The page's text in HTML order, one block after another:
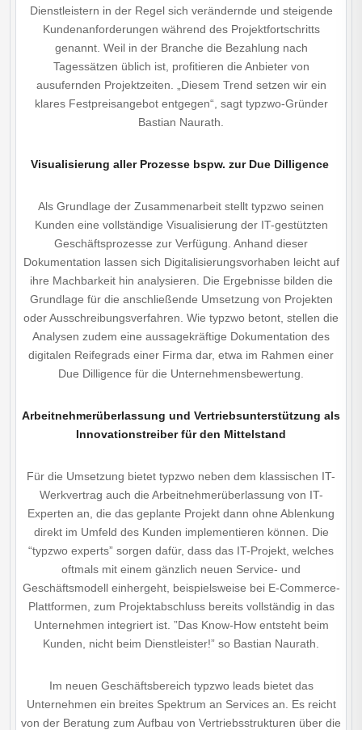
Dienstleistern in der Regel sich verändernde und steigende
Kundenanforderungen während des Projektfortschritts
genannt. Weil in der Branche die Bezahlung nach
Tagessätzen üblich ist, profitieren die Anbieter von
ausufernden Projektzeiten. „Diesem Trend setzen wir ein
klares Festpreisangebot entgegen“, sagt typzwo-Gründer
Bastian Naurath.
Visualisierung aller Prozesse bspw. zur Due Dilligence
Als Grundlage der Zusammenarbeit stellt typzwo seinen
Kunden eine vollständige Visualisierung der IT-gestützten
Geschäftsprozesse zur Verfügung. Anhand dieser
Dokumentation lassen sich Digitalisierungsvorhaben leicht auf
ihre Machbarkeit hin analysieren. Die Ergebnisse bilden die
Grundlage für die anschließende Umsetzung von Projekten
oder Ausschreibungsverfahren. Wie typzwo betont, stellen die
Analysen zudem eine aussagekräftige Dokumentation des
digitalen Reifegrads einer Firma dar, etwa im Rahmen einer
Due Dilligence für die Unternehmensbewertung.
Arbeitnehmerüberlassung und Vertriebsunterstützung als
Innovationstreiber für den Mittelstand
Für die Umsetzung bietet typzwo neben dem klassischen IT-
Werkvertrag auch die Arbeitnehmerüberlassung von IT-
Experten an, die das geplante Projekt dann ohne Ablenkung
direkt im Umfeld des Kunden implementieren können. Die
“typzwo experts” sorgen dafür, dass das IT-Projekt, welches
oftmals mit einem gänzlich neuen Service- und
Geschäftsmodell einhergeht, beispielsweise bei E-Commerce-
Plattformen, zum Projektabschluss bereits vollständig in das
Unternehmen integriert ist. ”Das Know-How entsteht beim
Kunden, nicht beim Dienstleister!” so Bastian Naurath.
Im neuen Geschäftsbereich typzwo leads bietet das
Unternehmen ein breites Spektrum an Services an. Es reicht
von der Beratung zum Aufbau von Vertriebsstrukturen über die